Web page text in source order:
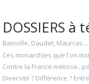
DOSSIERS
Bainville, Daudet, Maurras....
Ces monarchies que l'on
Contre la France
Diversité ? Différence ?